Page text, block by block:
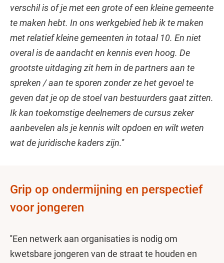
verschil is of je met een grote of een kleine gemeente
te maken hebt. In ons werkgebied heb ik te maken
met relatief kleine gemeenten in totaal 10. En niet
overal is de aandacht en kennis even hoog. De
grootste uitdaging zit hem in de partners aan te
spreken / aan te sporen zonder ze het gevoel te
geven dat je op de stoel van bestuurders gaat zitten.
Ik kan toekomstige deelnemers de cursus zeker
aanbevelen als je kennis wilt opdoen en wilt weten
wat de juridische kaders zijn.''
Grip op ondermijning en perspectief
voor jongeren
''Een netwerk aan organisaties is nodig om
kwetsbare jongeren van de straat te houden en